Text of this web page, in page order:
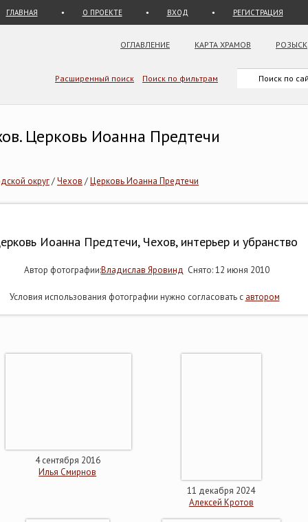
ГЛАВНАЯ О ПРОЕКТЕ ВХОД РЕГИСТРАЦИЯ
ОГЛАВЛЕНИЕ КАРТА ХРАМОВ РОЗЫСК
Расширенный поиск Поиск по фильтрам
Церковь Иоанна Предтечи
округ/Чехов /Церковь Иоанна Предтечи
Иоанна Предтечи, Чехов, интерьер и убранство
Автор фотографии:Владислав Яровинд Снято: 12 июня 2010
Условия использования фотографии нужно согласовать с автором
4 сентября 2016
Илья Смирнов
11 декабря 2024
Алексей Кротов